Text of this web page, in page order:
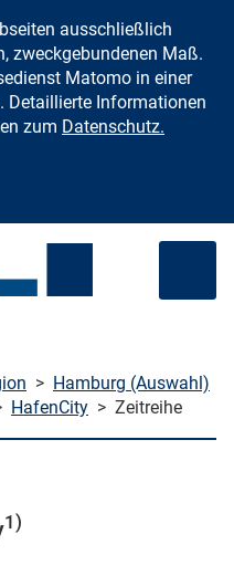
Inhalt springen
ausschließlich
zweckgebundenen Maß.
Matomo in einer
Detaillierte Informationen
zum Datenschutz.
> Hamburg (Auswahl)
HafenCity > Zeitreihe
1)